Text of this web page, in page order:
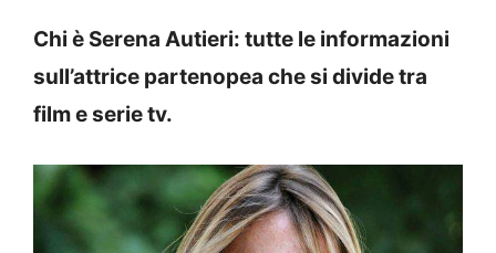
Chi è Serena Autieri: tutte le informazioni
sull’attrice partenopea che si divide tra
film e serie tv.